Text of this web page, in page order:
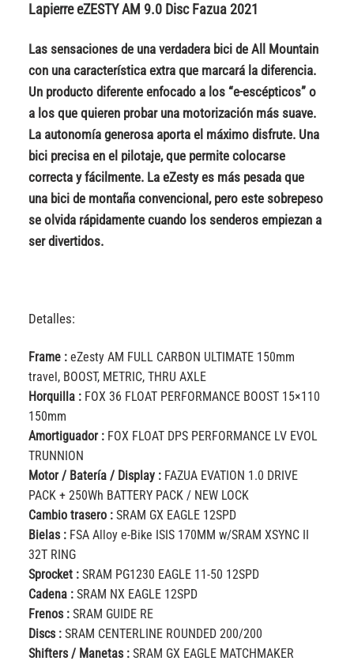
Lapierre eZESTY AM 9.0 Disc Fazua 2021
Las sensaciones de una verdadera bici de All Mountain
con una característica extra que marcará la diferencia.
Un producto diferente enfocado a los “e-escépticos” o
a los que quieren probar una motorización más suave.
La autonomía generosa aporta el máximo disfrute. Una
bici precisa en el pilotaje, que permite colocarse
correcta y fácilmente. La eZesty es más pesada que
una bici de montaña convencional, pero este sobrepeso
se olvida rápidamente cuando los senderos empiezan a
ser divertidos.
Detalles:
Frame :eZesty AM FULL CARBON ULTIMATE 150mm
travel, BOOST, METRIC, THRU AXLE
Horquilla : FOX 36 FLOAT PERFORMANCE BOOST 15×110
150mm
Amortiguador : FOX FLOAT DPS PERFORMANCE LV EVOL
TRUNNION
Motor / Batería / Display : FAZUA EVATION 1.0 DRIVE
PACK + 250Wh BATTERY PACK / NEW LOCK
Cambio trasero :SRAM GX EAGLE 12SPD
Bielas : FSA Alloy e-Bike ISIS 170MM w/SRAM XSYNC II
32T RING
Sprocket :SRAM PG1230 EAGLE 11-50 12SPD
Cadena :SRAM NX EAGLE 12SPD
Frenos :SRAM GUIDE RE
Discs :SRAM CENTERLINE ROUNDED 200/200
Shifters / Manetas :SRAM GX EAGLE MATCHMAKER